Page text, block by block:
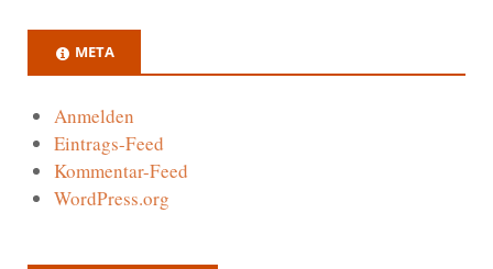
META
Anmelden
Eintrags-Feed
Kommentar-Feed
WordPress.org